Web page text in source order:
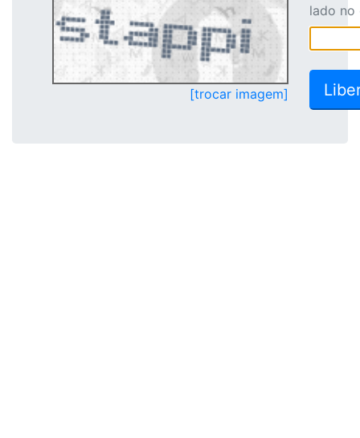
[trocar imagem]
lado no